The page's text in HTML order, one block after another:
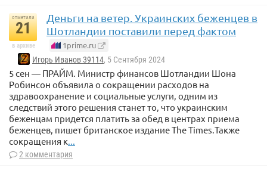
отметили
21
в архиве
Деньги на ветер. Украинских беженцев в
Шотландии поставили перед фактом
1prime.ru
Игорь Иванов 39114, 5 Сентября 2024
5 сен — ПРАЙМ. Министр финансов Шотландии Шона
Робинсон объявила о сокращении расходов на
здравоохранение и социальные услуги, одним из
следствий этого решения станет то, что украинским
беженцам придется платить за обед в центрах приема
беженцев, пишет британское издание The Times.Также
сокращения к...
2 комментария